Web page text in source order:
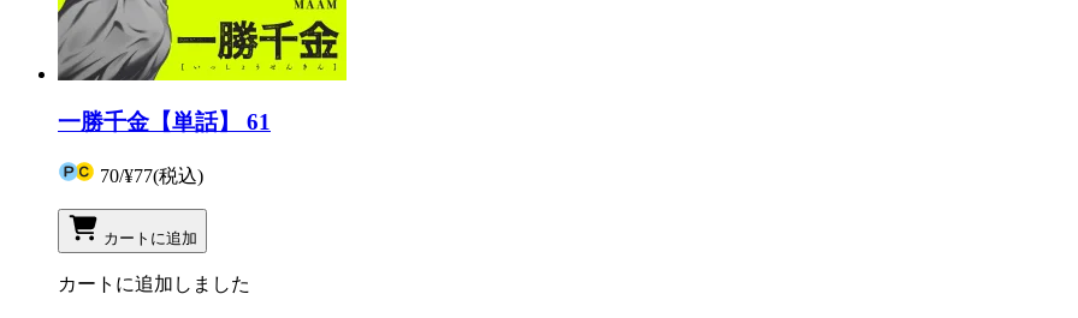
一勝千金【単話】 61
70/¥77(税込)
カートに追加
カートに追加しました